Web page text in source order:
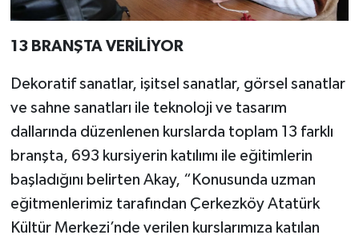
13 BRANŞTA VERİLİYOR
Dekoratif sanatlar, işitsel sanatlar, görsel sanatlar
ve sahne sanatları ile teknoloji ve tasarım
dallarında düzenlenen kurslarda toplam 13 farklı
branşta, 693 kursiyerin katılımı ile eğitimlerin
başladığını belirten Akay, “Konusunda uzman
eğitmenlerimiz tarafından Çerkezköy Atatürk
Kültür Merkezi’nde verilen kurslarımıza katılan